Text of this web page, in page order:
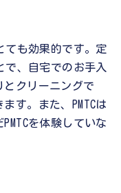
ても効果的です。定
で、自宅でのお手入
とクリーニングで
す。また、PMTCは
を体験していな